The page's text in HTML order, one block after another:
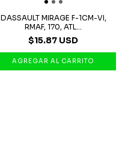
DASSAULT MIRAGE F-1CM-VI,
RMAF, 170, ATL...
$15.87 USD